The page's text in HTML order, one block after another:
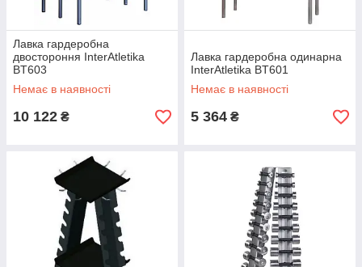
Лавка гардеробна
двостороння InterAtletika
BT603
Немає в наявності
10 122 ₴
Лавка гардеробна одинарна
InterAtletika BT601
Немає в наявності
5 364 ₴